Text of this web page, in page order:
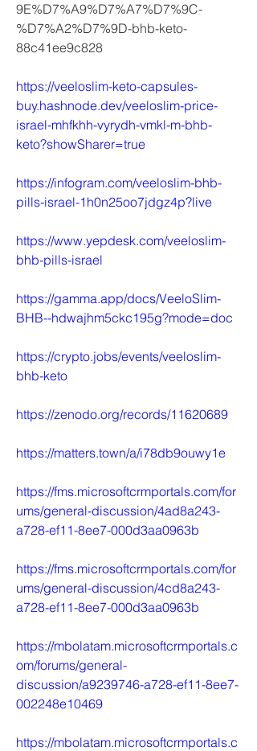
9E%D7%A9%D7%A7%D7%9C-
%D7%A2%D7%9D-bhb-keto-
88c41ee9c828
https://veeloslim-keto-capsules-
buy.hashnode.dev/veeloslim-price-
israel-mhfkhh-vyrydh-vmkl-m-bhb-
keto?showSharer=true
https://infogram.com/veeloslim-bhb-
pills-israel-1h0n25oo7jdgz4p?live
https://www.yepdesk.com/veeloslim-
bhb-pills-israel
https://gamma.app/docs/VeeloSlim-
BHB--hdwajhm5ckc195g?mode=doc
https://crypto.jobs/events/veeloslim-
bhb-keto
https://zenodo.org/records/11620689
https://matters.town/a/i78db9ouwy1e
https://fms.microsoftcrmportals.com/for
ums/general-discussion/4ad8a243-
a728-ef11-8ee7-000d3aa0963b
https://fms.microsoftcrmportals.com/for
ums/general-discussion/4cd8a243-
a728-ef11-8ee7-000d3aa0963b
https://mbolatam.microsoftcrmportals.c
om/forums/general-
discussion/a9239746-a728-ef11-8ee7-
002248e10469
https://mbolatam.microsoftcrmportals.c